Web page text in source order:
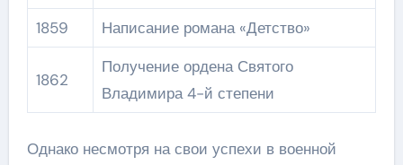
1859 Написание романа «Детство»
1862
Получение ордена Святого
Владимира 4-й степени
Однако несмотря на свои успехи в военной